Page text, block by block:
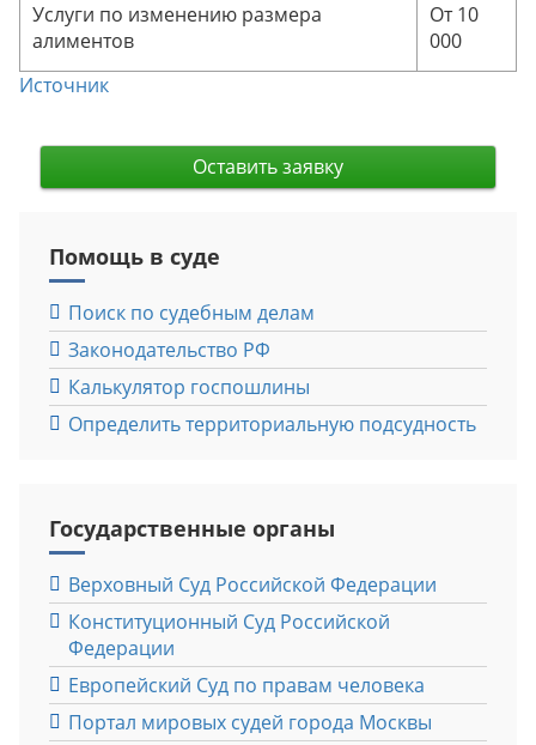
Услуги по изменению размера
алиментов
От 10
000
Источник
Оставить заявку
Помощь в суде
Поиск по судебным делам
Законодательство РФ
Калькулятор госпошлины
Определить территориальную подсудность
Государственные органы
Верховный Cуд Российской Федерации
Конституционный Cуд Российской
Федерации
Европейский Cуд по правам человека
Портал мировых судей города Москвы